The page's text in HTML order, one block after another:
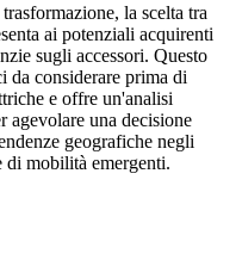
la scelta tra
ai potenziali acquirenti
sugli accessori. Questo
da considerare prima di
e offre un'analisi
una decisione
geografiche negli
di mobilità emergenti.